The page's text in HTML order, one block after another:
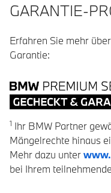
GARANTIE-
Erfahren Sie mehr
Garantie:
1 Ihr BMW Partner
Mängelrechte hinaus
Mehr dazu unter
bei Ihrem